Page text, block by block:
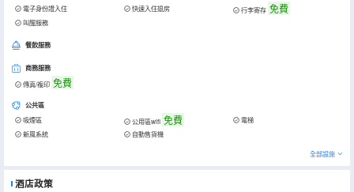
電子身份證入住 快速入住退房 行李寄存 免費
叫醒服務
餐飲服務
商務服務
傳真/複印 免費
公共區
吸煙區 公用區wifi 免費
電梯
新風系統
自動售貨機
全部設施
酒店政策